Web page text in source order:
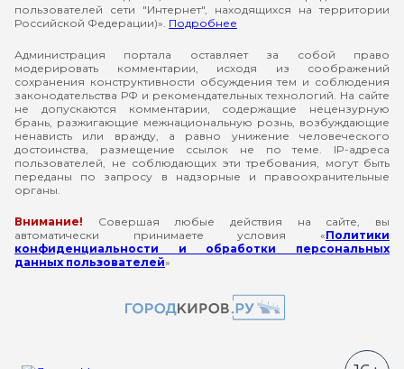
пользователей сети "Интернет", находящихся на территории
Российской Федерации)». Подробнее
Администрация портала оставляет за собой право
модерировать комментарии, исходя из соображений
сохранения конструктивности обсуждения тем и соблюдения
законодательства РФ и рекомендательных технологий. На сайте
не допускаются комментарии, содержащие нецензурную
брань, разжигающие межнациональную рознь, возбуждающие
ненависть или вражду, а равно унижение человеческого
достоинства, размещение ссылок не по теме. IP-адреса
пользователей, не соблюдающих эти требования, могут быть
переданы по запросу в надзорные и правоохранительные
органы.
Внимание! Совершая любые действия на сайте, вы
автоматически принимаете условия «Политики
конфиденциальности и обработки персональных
данных пользователей»